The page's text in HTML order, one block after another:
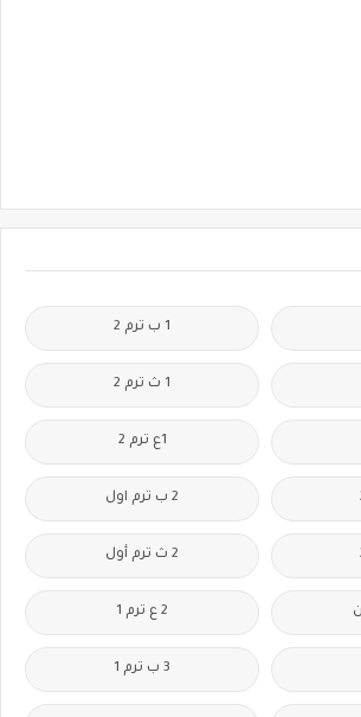
1 ب ترم 2
1 ث ترم 2
1ع ترم 2
2 ب ترم اول
2 ث ترم أول
2 ع ترم 1
3 ب ترم 1